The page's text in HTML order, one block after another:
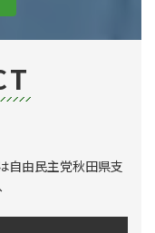
自由民主党秋田県支